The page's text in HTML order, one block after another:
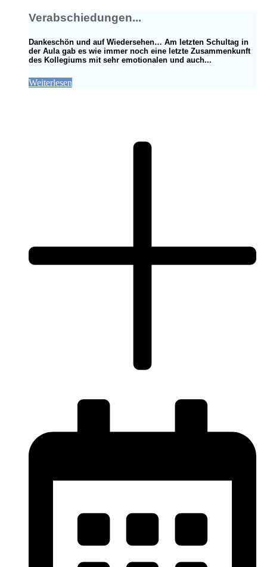
Verabschiedungen...
Dankeschön und auf Wiedersehen… Am letzten Schultag in
der Aula gab es wie immer noch eine letzte Zusammenkunft
des Kollegiums mit sehr emotionalen und auch...
Weiterlesen